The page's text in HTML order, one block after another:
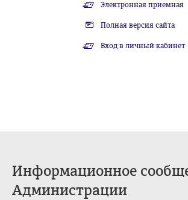
Электронная приемная
Полная версия сайта
Вход в личный кабинет
Информационное
Администрации